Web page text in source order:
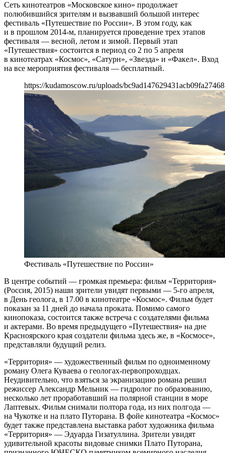
Сеть кинотеатров «Московское кино» продолжает
полюбившийся зрителям и вызвавший большой интерес
фестиваль «Путешествие по России». В этом году, как
и в прошлом 2014-м, планируется проведение трех этапов
фестиваля — весной, летом и зимой. Первый этап
«Путешествия» состоится в период со 2 по 5 апреля
в кинотеатрах «Космос», «Сатурн», «Звезда» и «Факел». Вход
на все мероприятия фестиваля — бесплатный.
https://kudamoscow.ru/uploads/
Фестиваль «Путешествие по России»
В центре событий — громкая премьера: фильм «Территория»
(Россия, 2015) наши зрители увидят первыми — 5-го апреля,
в День геолога, в 17.00 в кинотеатре «Космос». Фильм будет
показан за 11 дней до начала проката. Помимо самого
кинопоказа, состоится также встреча с создателями фильма
и актерами. Во время предыдущего «Путешествия» на дне
Красноярского края создатели фильма здесь же, в «Космосе»,
представляли будущий релиз.
«Территория» — художественный фильм по одноименному
роману Олега Куваева о геологах-первопроходцах.
Неудивительно, что взяться за экранизацию романа решил
режиссер Александр Мельник — гидролог по образованию,
несколько лет проработавший на полярной станции в море
Лаптевых. Фильм снимали полтора года, из них полгода —
на Чукотке и на плато Путорана. В фойе кинотеатра «Космос»
будет также представлена выставка работ художника фильма
«Территория» — Эдуарда Гизатуллина. Зрители увидят
удивительной красоты видовые снимки Плато Путорана,